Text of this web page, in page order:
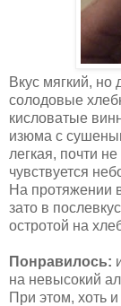
Вкус мягкий, но
солодовые
кисловатые
изюма с
легкая, почти
чувствуется
На протяжении
зато в
остротой на
Понравилось:
на невысокий
При этом, хоть